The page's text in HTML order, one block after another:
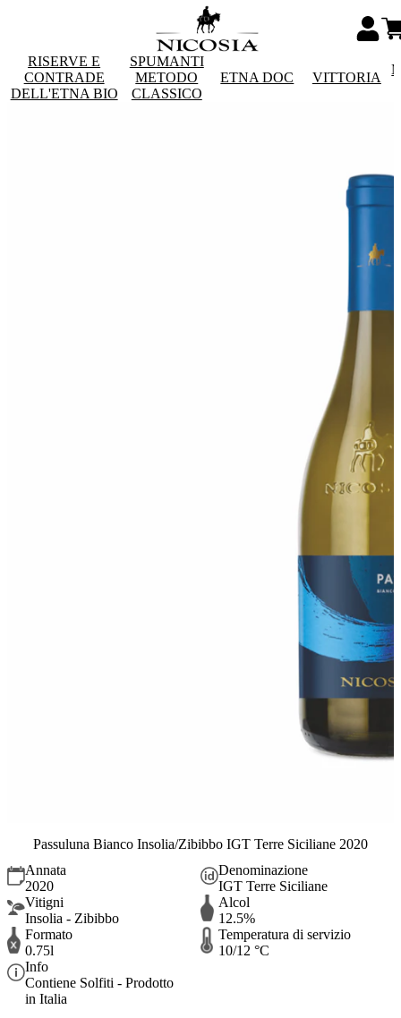
RISERVE E
CONTRADE
DELL'ETNA BIO
SPUMANTI
METODO
CLASSICO
ETNA DOC VITTORIA
Passuluna Bianco Insolia/Zibibbo IGT Terre Siciliane 2020
Annata
2020
Denominazione
IGT Terre Siciliane
Vitigni
Insolia - Zibibbo
Alcol
12.5%
Formato
0.75l
Temperatura di servizio
10/12 °C
Info
Contiene Solfiti - Prodotto
in Italia